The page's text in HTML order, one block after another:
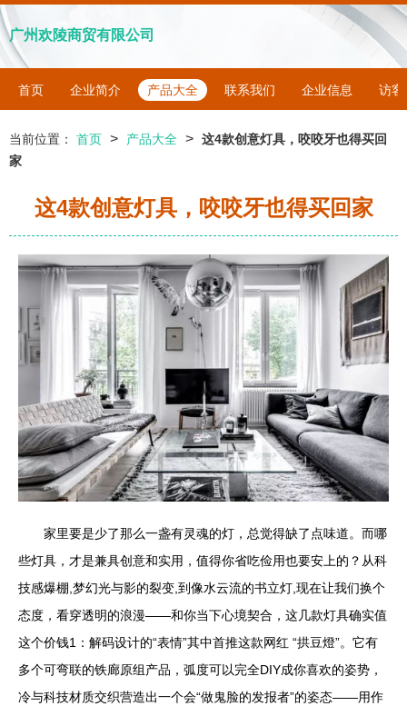
广州欢陵商贸有限公司
首页 企业简介 产品大全 联系我们 企业信息 访客
当前位置： 首页 > 产品大全 > 这4款创意灯具，咬咬牙也得买回
家
这4款创意灯具，咬咬牙也得买回家
家里要是少了那么一盏有灵魂的灯，总觉得缺了点味道。而哪
些灯具，才是兼具创意和实用，值得你省吃俭用也要安上的？从科
技感爆棚,梦幻光与影的裂变,到像水云流的书立灯,现在让我们换个
态度，看穿透明的浪漫——和你当下心境契合，这几款灯具确实值
这个价钱1：解码设计的“表情”其中首推这款网红 “拱豆燈”。它有
多个可弯联的铁廊原组产品，弧度可以完全DIY成你喜欢的姿势，
冷与科技材质交织营造出一个会“做鬼脸的发报者”的姿态——用作